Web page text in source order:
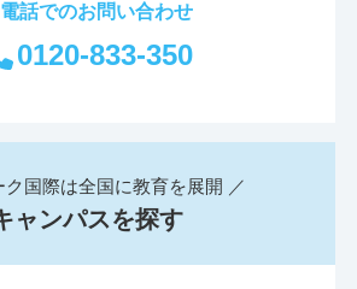
話でのお問い合わせ
0120-833-350
ク国際は全国に教育を展開 ／
ャンパスを探す